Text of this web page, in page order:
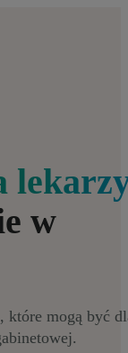
w
które mogą być